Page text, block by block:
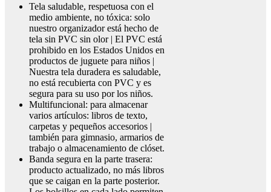
Tela saludable, respetuosa con el
medio ambiente, no tóxica: solo
nuestro organizador está hecho de
tela sin PVC sin olor | El PVC está
prohibido en los Estados Unidos en
productos de juguete para niños |
Nuestra tela duradera es saludable,
no está recubierta con PVC y es
segura para su uso por los niños.
Multifuncional: para almacenar
varios artículos: libros de texto,
carpetas y pequeños accesorios |
también para gimnasio, armarios de
trabajo o almacenamiento de clóset.
Banda segura en la parte trasera:
producto actualizado, no más libros
que se caigan en la parte posterior.